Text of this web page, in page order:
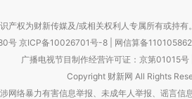
产权为财新传媒及/或相关权利人专属所有或持
号京ICP备10026701号-8 网信算备
广播电视节目制作经营许可证：京第01015号|
Copyright 财新网 All Rights
网络暴力有害信息举报、未成年人举报、谣